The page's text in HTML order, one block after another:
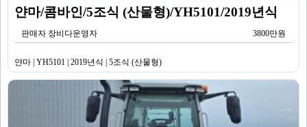
얀마/콤바인/5조식 (산물형)/YH5101/2019년식
판매자 장비다운영자 3800만원
얀마 | YH5101 | 2019년식 | 5조식 (산물형)